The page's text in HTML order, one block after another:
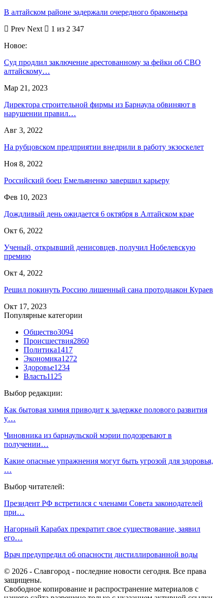
В алтайском районе задержали очередного браконьера
Prev Next
1 из 2 347
Новое:
Суд продлил заключение арестованному за фейки об СВО
алтайскому…
Мар 21, 2023
Директора строительной фирмы из Барнаула обвиняют в
нарушении правил…
Авг 3, 2022
На рубцовском предприятии внедрили в работу экзоскелет
Ноя 8, 2022
Российский боец Емельяненко завершил карьеру
Фев 10, 2023
Дождливый день ожидается 6 октября в Алтайском крае
Окт 6, 2022
Ученый, открывший денисовцев, получил Нобелевскую
премию
Окт 4, 2022
Решил покинуть Россию лишенный сана протодиакон Кураев
Окт 17, 2023
Популярные категории
Общество3094
Происшествия2860
Политика1417
Экономика1272
Здоровье1234
Власть1125
Выбор редакции:
Как бытовая химия приводит к задержке полового развития
у…
Чиновника из барнаульской мэрии подозревают в
получении…
Какие опасные упражнения могут быть угрозой для здоровья,
…
Выбор читателей:
Президент РФ встретился с членами Совета законодателей
при…
Нагорный Карабах прекратит свое существование, заявил
его…
Врач предупредил об опасности дистиллированной воды
© 2026 - Славгород - последние новости сегодня. Все права
защищены.
Свободное копирование и распространение материалов с